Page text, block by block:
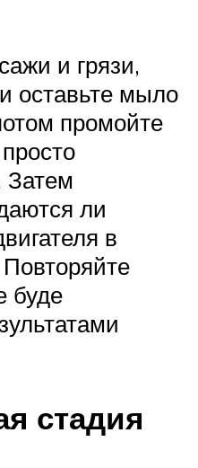
и грязи,
оставьте мыло
промойте
Затем
ли
в
буде
стадия